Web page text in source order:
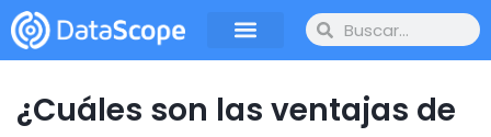
¿Cuáles son las ventajas de